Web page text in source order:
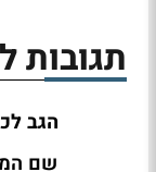
תגובות
הגב
שם